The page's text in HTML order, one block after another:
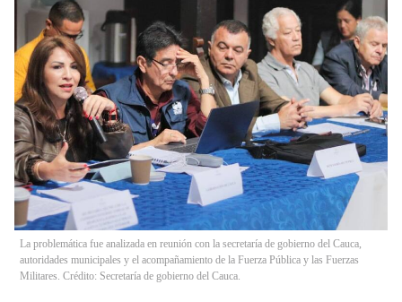
La problemática fue analizada en reunión con la secretaría de gobierno del Cauca,
autoridades municipales y el acompañamiento de la Fuerza Pública y las Fuerzas
Militares. Crédito: Secretaría de gobierno del Cauca.